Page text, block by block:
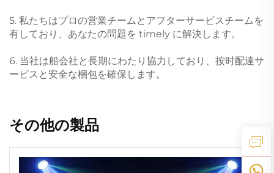
5. 私たちはプロの営業チームとアフターサービスチームを
有しており、あなたの問題を timely に解決します。
6. 当社は船会社と長期にわたり協力しており、按时配達サ
ービスと安全な梱包を確保します。
その他の製品